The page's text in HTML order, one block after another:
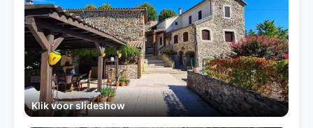
Klik voor slideshow